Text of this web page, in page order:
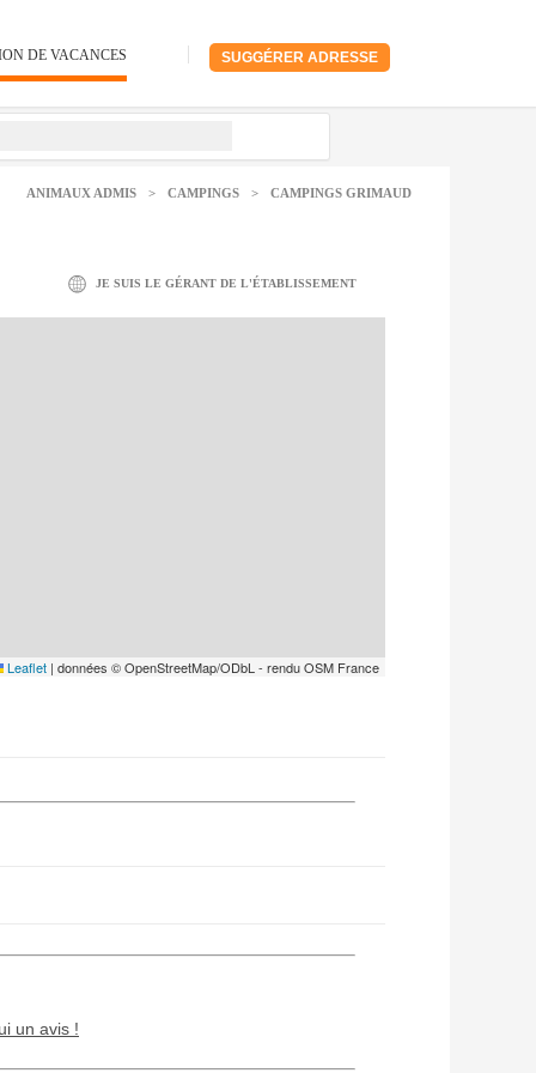
SUGGÉRER ADRESSE
DE VACANCES
ANIMAUX ADMIS > CAMPINGS > CAMPINGS GRIMAUD
JE SUIS LE GÉRANT DE L'ÉTABLISSEMENT
Leaflet | données © OpenStreetMap/ODbL - rendu OSM France
un avis !